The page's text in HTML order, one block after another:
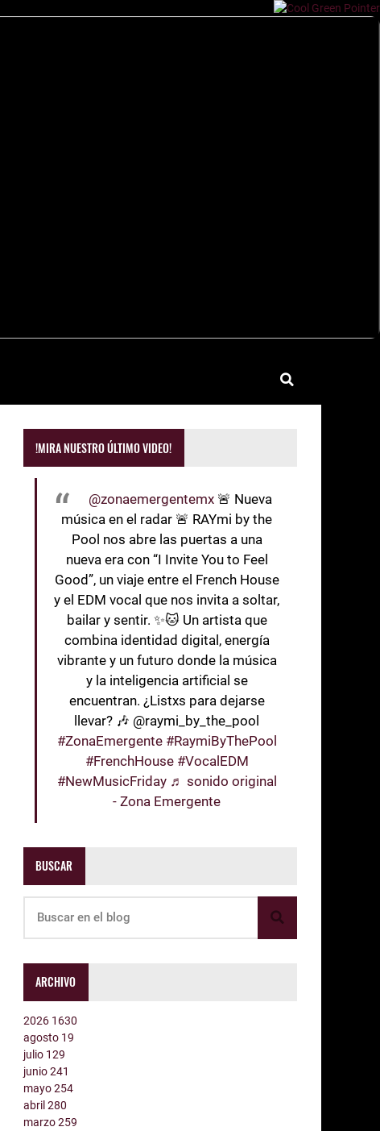
!MIRA NUESTRO ÚLTIMO VIDEO!
@zonaemergentemx 🚨 Nueva
música en el radar 🚨 RAYmi by the
Pool nos abre las puertas a una
nueva era con “I Invite You to Feel
Good”, un viaje entre el French House
y el EDM vocal que nos invita a soltar,
bailar y sentir. ✨🐱 Un artista que
combina identidad digital, energía
vibrante y un futuro donde la música
y la inteligencia artificial se
encuentran. ¿Listxs para dejarse
llevar? 🎶 @raymi_by_the_pool
#ZonaEmergente #RaymiByThePool
#FrenchHouse #VocalEDM
#NewMusicFriday ♬ sonido original
- Zona Emergente
BUSCAR
ARCHIVO
2026 1630
agosto 19
julio 129
junio241
mayo254
abril280
marzo259